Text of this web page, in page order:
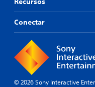
Conectar
© 2026 Sony Interactive